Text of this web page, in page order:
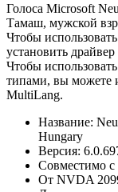
Голоса Microsoft
Тамаш, мужской
Чтобы
установить
Чтобы
типами, вы можете
MultiLang.
Название:
Hungary
Версия:
Совместимо
От NVDA